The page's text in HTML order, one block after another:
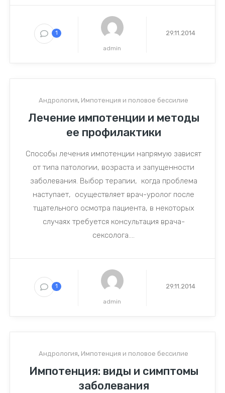
1
admin
29.11.2014
Андрология, Импотенция и половое бессилие
Лечение импотенции и методы
ее профилактики
Способы лечения импотенции напрямую зависят
от типа патологии, возраста и запущенности
заболевания. Выбор терапии, когда проблема
наступает, осуществляет врач-уролог после
тщательного осмотра пациента, в некоторых
случаях требуется консультация врача-
сексолога....
1
admin
29.11.2014
Андрология, Импотенция и половое бессилие
Импотенция: виды и симптомы
заболевания